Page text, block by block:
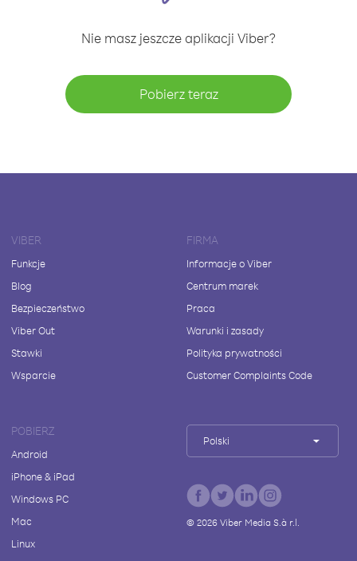
Nie masz jeszcze aplikacji Viber?
Pobierz teraz
VIBER
Funkcje
Blog
Bezpieczeństwo
Viber Out
Stawki
Wsparcie
FIRMA
Informacje o Viber
Centrum marek
Praca
Warunki i zasady
Polityka prywatności
Customer Complaints Code
POBIERZ
Android
iPhone & iPad
Windows PC
Mac
Linux
Polski
© 2026Viber Media S.à r.l.